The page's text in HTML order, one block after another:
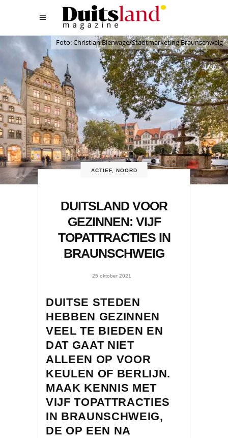
Foto: Christian Bierwage/Stadtmarketing Braunschweig
ACTIEF, NOORD
DUITSLAND VOOR
GEZINNEN: VIJF
TOPATTRACTIES IN
BRAUNSCHWEIG
25 oktober 2021
DUITSE STEDEN
HEBBEN GEZINNEN
VEEL TE BIEDEN EN
DAT GAAT NIET
ALLEEN OP VOOR
KEULEN OF BERLIJN.
MAAK KENNIS MET
VIJF TOPATTRACTIES
IN BRAUNSCHWEIG,
DE OP EEN NA